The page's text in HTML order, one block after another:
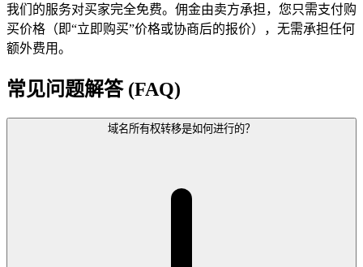
我们的服务对买家完全免费。佣金由卖方承担，您只需支付购
买价格（即“立即购买”价格或协商后的报价），无需承担任何
额外费用。
常见问题解答 (FAQ)
域名所有权转移是如何进行的？